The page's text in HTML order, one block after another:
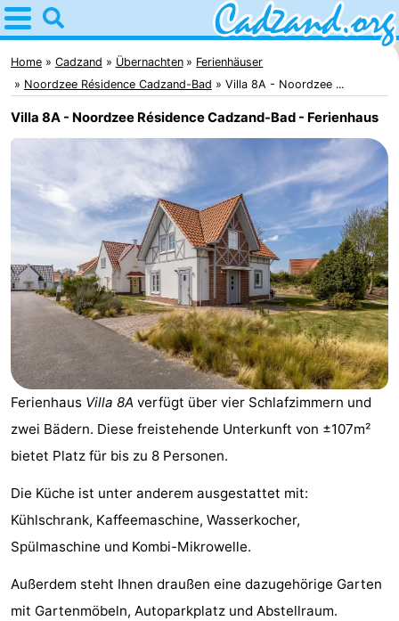
Home
Cadzand
Tipps
Für
kindern
Übernachten
Appartements
Campingplätze
Ferienhäuser
-
Bad
Meersee
-
Beach
Resort
Nieuwvliet-
Bad
De
Meulinge
-
EuroParcs
Cadzand
-
Hoogduin
-
Noordzee
-
Home Cadzand Übernachten
Ferienhäuser
Noordzee Résidence Cadzand-Bad
Villa 8A - Noordzee ...
Villa 8A - Noordzee Résidence Cadzand-Bad - Ferienhaus
Ferienhaus Villa 8A verfügt über vier Schlafzimmern und
zwei Bädern. Diese freistehende Unterkunft von ±107m²
bietet Platz für bis zu 8 Personen.
Die Küche ist unter anderem ausgestattet mit:
Kühlschrank, Kaffeemaschine, Wasserkocher,
Spülmaschine und Kombi-Mikrowelle.
Außerdem steht Ihnen draußen eine dazugehörige Garten
mit Gartenmöbeln, Autoparkplatz und Abstellraum.